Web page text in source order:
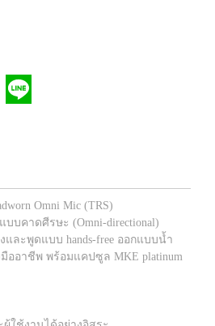
Omni Mic (TRS)
บคาดศีรษะ (Omni-directional)
ละพูดแบบ hands-free ออกแบบน้ำ
ออาชีพ พร้อมแคปซูล MKE platinum